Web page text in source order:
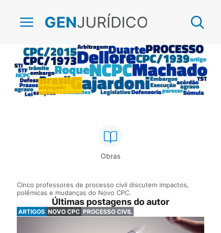
GENJURÍDICO
Obras
Cinco professores de processo civil discutem impactos,
polêmicas e mudanças do Novo CPC.
Últimas postagens do autor
ARTIGOS NOVO CPC PROCESSO CIVIL